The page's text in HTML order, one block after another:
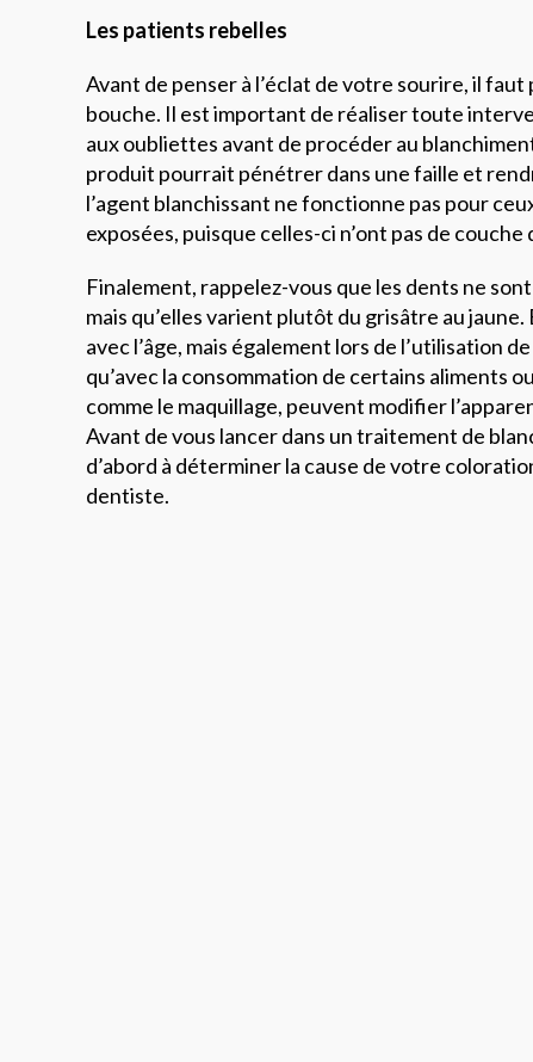
Les patients rebelles
Avant de penser à l’éclat de votre sourire, il
bouche. Il est important de réaliser toute
aux oubliettes avant de procéder au
produit pourrait pénétrer dans une faille et
l’agent blanchissant ne fonctionne pas pour
exposées, puisque celles-ci n’ont pas de couche
Finalement, rappelez-vous que les dents ne
mais qu’elles varient plutôt du grisâtre au
avec l’âge, mais également lors de l’utilisation
qu’avec la consommation de certains aliments
comme le maquillage, peuvent modifier
Avant de vous lancer dans un traitement de
d’abord à déterminer la cause de votre
dentiste.